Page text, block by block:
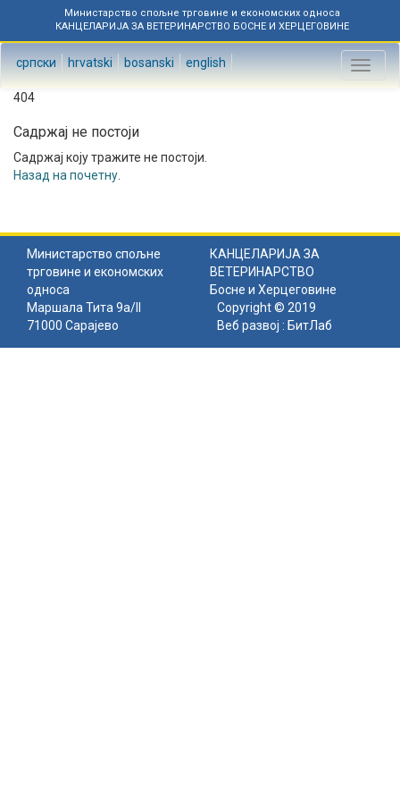
Министарство спољне трговине и економских односа
КАНЦЕЛАРИЈА ЗА ВЕТЕРИНАРСТВО БОСНЕ И ХЕРЦЕГОВИНЕ
српски hrvatski bosanski english
Toggle
404
Садржај не постоји
Садржај коју тражите не постоји.
Назад на почетну
Министарство спољне
трговине и економских
односа
КАНЦЕЛАРИЈА ЗА
ВЕТЕРИНАРСТВО
Босне и Херцеговине
Маршала Тита 9а/II
71000 Сарајево
Copyright © 2019
Веб развој : БитЛаб